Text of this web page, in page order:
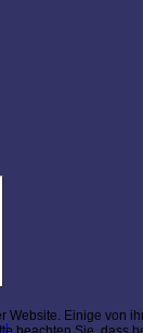
Website. Einige von